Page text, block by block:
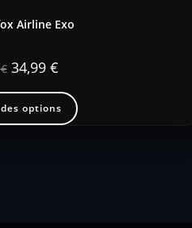
Airline Exo
€ 34,99 €
options